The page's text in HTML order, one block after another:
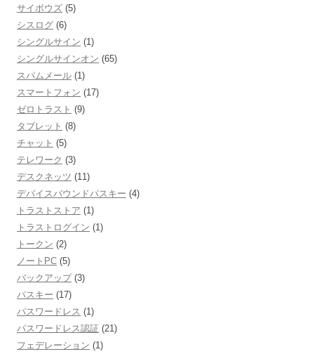
サイボウズ (5)
シスログ (6)
シングルサイン (1)
シングルサインオン (65)
スパムメール (1)
スマートフォン (17)
ゼロトラスト (9)
タブレット (8)
チャット (5)
テレワーク (3)
デスクネッツ (11)
デバイスバウンドパスキー (4)
トラストストア (1)
トラストログイン (1)
トークン (2)
ノートPC (5)
バックアップ(3)
パスキー (17)
パスワードレス (1)
パスワードレス認証 (21)
フェデレーション (1)